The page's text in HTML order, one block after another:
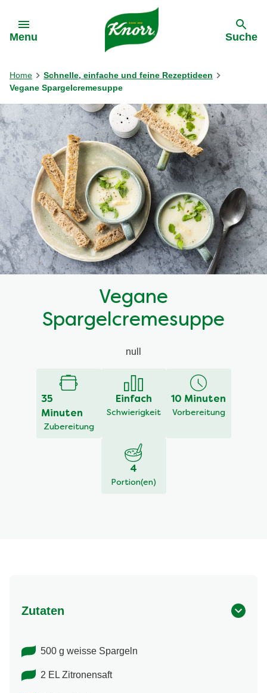
Menu Suche
Home
Schnelle, einfache und feine Rezeptideen
Vegane Spargelcremesuppe
Vegane
Spargelcremesuppe
null
35
Minuten
Zubereitung
Einfach
Schwierigkeit
10 Minuten
Vorbereitung
4
Portion(en)
Zutaten
500 g weisse Spargeln
2 EL Zitronensaft